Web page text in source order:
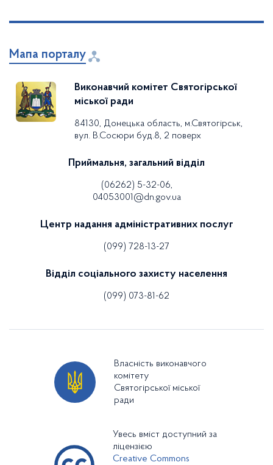
Мапа порталу
Виконавчий комітет Святогірської
міської ради
84130, Донецька область, м.Святогірськ,
вул. В.Сосюри буд.8, 2 поверх
Приймальня, загальний відділ
(06262) 5-32-06,
04053001@dn.gov.ua
Центр надання адміністративних послуг
(099) 728-13-27
Відділ соціального захисту населення
(099) 073-81-62
Власність виконавчого
комітету
Святогірської міської
ради
Увесь вміст доступний за
ліцензією
Creative Commons